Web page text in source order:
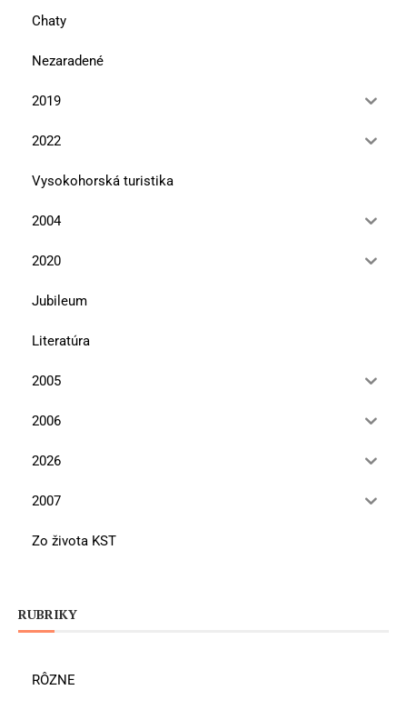
Chaty
Nezaradené
2019
2022
Vysokohorská turistika
2004
2020
Jubileum
Literatúra
2005
2006
2026
2007
Zo života KST
RUBRIKY
RÔZNE